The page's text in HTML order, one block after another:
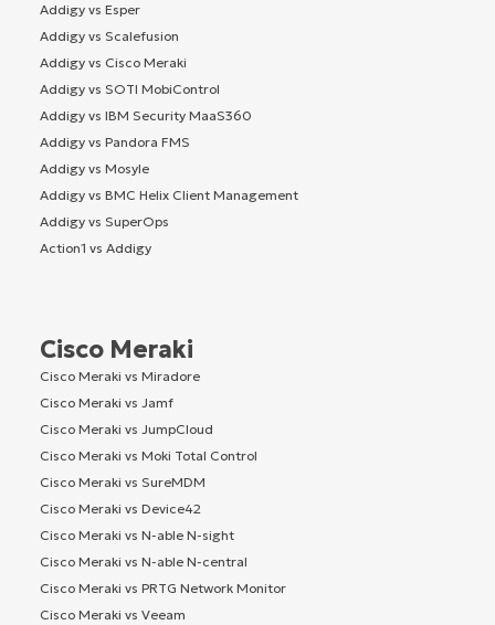
Addigy vs Esper
Addigy vs Scalefusion
Addigy vs Cisco Meraki
Addigy vs SOTI MobiControl
Addigy vs IBM Security MaaS360
Addigy vs Pandora FMS
Addigy vs Mosyle
Addigy vs BMC Helix Client Management
Addigy vs SuperOps
Action1 vs Addigy
Cisco Meraki
Cisco Meraki vs Miradore
Cisco Meraki vs Jamf
Cisco Meraki vs JumpCloud
Cisco Meraki vs Moki Total Control
Cisco Meraki vs SureMDM
Cisco Meraki vs Device42
Cisco Meraki vs N-able N-sight
Cisco Meraki vs N-able N-central
Cisco Meraki vs PRTG Network Monitor
Cisco Meraki vs Veeam